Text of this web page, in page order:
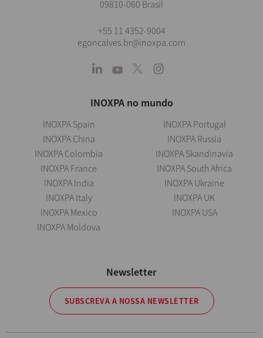
09810-060 Brasil
+55 11 4352-9004
egoncalves.br@inoxpa.com
INOXPA no mundo
INOXPA Spain
INOXPA China
INOXPA Colombia
INOXPA France
INOXPA India
INOXPA Italy
INOXPA Mexico
INOXPA Moldova
INOXPA Portugal
INOXPA Russia
INOXPA Skandinavia
INOXPA South Africa
INOXPA Ukraine
INOXPA UK
INOXPA USA
Newsletter
SUBSCREVA A NOSSA NEWSLETTER